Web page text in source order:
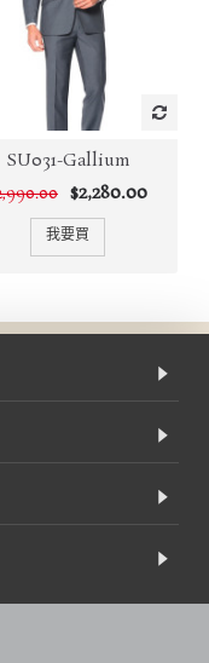
SU031-Gallium
$2,280.00
我要買